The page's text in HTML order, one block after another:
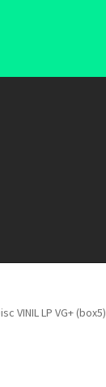
VINIL LP VG+ (box5)